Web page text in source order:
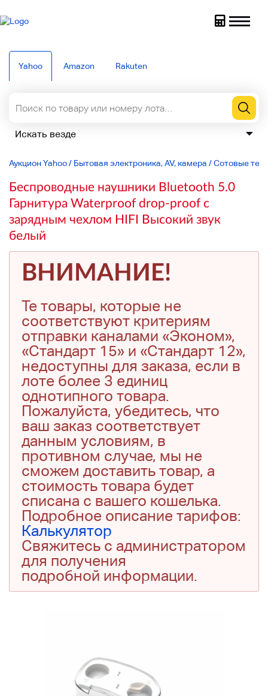
Yahoo Amazon Rakuten
Аукцион Yahoo/ Бытовая электроника, AV, камера /Сотовые
Беспроводные наушники Bluetooth 5.0
Гарнитура Waterproof drop-proof с
зарядным чехлом HIFI Высокий звук
белый
ВНИМАНИЕ!
Те товары, которые не
соответствуют критериям
отправки каналами «Эконом»,
«Стандарт 15» и «Стандарт 12»,
недоступны для заказа, если в
лоте более 3 единиц
однотипного товара.
Пожалуйста, убедитесь, что
ваш заказ соответствует
данным условиям, в
противном случае, мы не
сможем доставить товар, а
стоимость товара будет
списана с вашего кошелька.
Подробное описание тарифов:
Калькулятор
Свяжитесь с администратором
для получения
подробной информации.